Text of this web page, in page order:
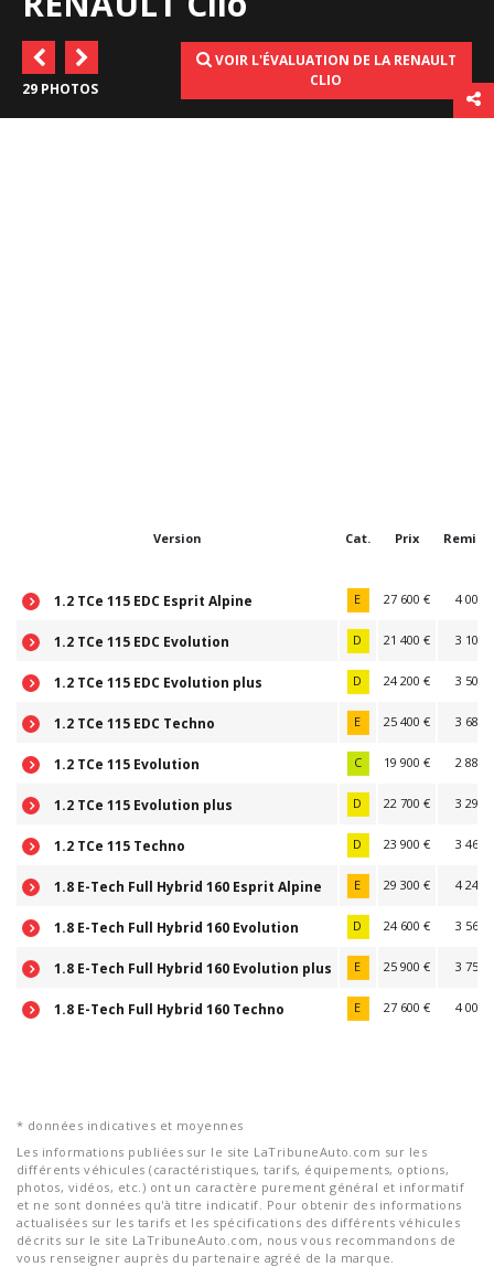
29 PHOTOS
VOIR L'ÉVALUATION DE LA RENAULT
CLIO
Version Cat. Prix
1.2 TCe 115 EDC Esprit Alpine E 27 600 € 4 002 €
1.2 TCe 115 EDC Evolution D 21 400 € 3 103 €
1.2 TCe 115 EDC Evolution plus D 24 200 € 3 509 €
1.2 TCe 115 EDC Techno E 25 400 € 3 683 €
1.2 TCe 115 Evolution C 19 900 € 2 886 €
1.2 TCe 115 Evolution plus D 22 700 € 3 292 €
1.2 TCe 115 Techno D 23 900 € 3 466 €
1.8 E-Tech Full Hybrid 160 Esprit Alpine E 29 300 € 4 249 €
1.8 E-Tech Full Hybrid 160 Evolution D 24 600 € 3 567 €
1.8 E-Tech Full Hybrid 160 Evolution plus E 25 900 € 3 756 €
1.8 E-Tech Full Hybrid 160 Techno E 27 600 € 4 002 €
* données indicatives et moyennes
Les informations publiées sur le site LaTribuneAuto.com sur les
différents véhicules (caractéristiques, tarifs, équipements, options,
photos, vidéos, etc.) ont un caractère purement général et informatif
et ne sont données qu'à titre indicatif. Pour obtenir des informations
actualisées sur les tarifs et les spécifications des différents véhicules
décrits sur le site LaTribuneAuto.com, nous vous recommandons de
vous renseigner auprès du partenaire agréé de la marque.